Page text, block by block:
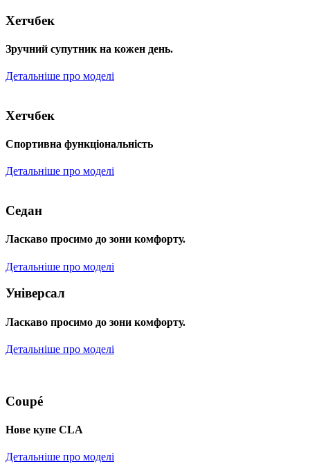
Хетчбек
Зручний супутник на кожен день.
Детальніше про моделі
Хетчбек
Спортивна функціональність
Детальніше про моделі
Седан
Ласкаво просимо до зони комфорту.
Детальніше про моделі
Універсал
Ласкаво просимо до зони комфорту.
Детальніше про моделі
Coupé
Нове купе CLA
Детальніше про моделі